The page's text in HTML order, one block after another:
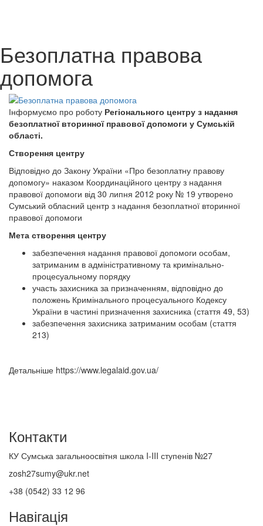
Безоплатна правова
допомога
Інформуємо про роботу Регіонального центру з надання
безоплатної вторинної правової допомоги у Сумській
області.
Створення центру
Відповідно до Закону України «Про безоплатну правову
допомогу» наказом Координаційного центру з надання
правової допомоги від 30 липня 2012 року № 19 утворено
Сумський обласний центр з надання безоплатної вторинної
правової допомоги
Мета створення центру
забезпечення надання правової допомоги особам,
затриманим в адміністративному та кримінально-
процесуальному порядку
участь захисника за призначенням, відповідно до
положень Кримінального процесуального Кодексу
України в частині призначення захисника (стаття 49, 53)
забезпечення захисника затриманим особам (стаття
213)
Детальніше https://www.legalaid.gov.ua/
Контакти
КУ Сумська загальноосвітня школа I-III ступенів №27
zosh27sumy@ukr.net
+38 (0542) 33 12 96
Навігація